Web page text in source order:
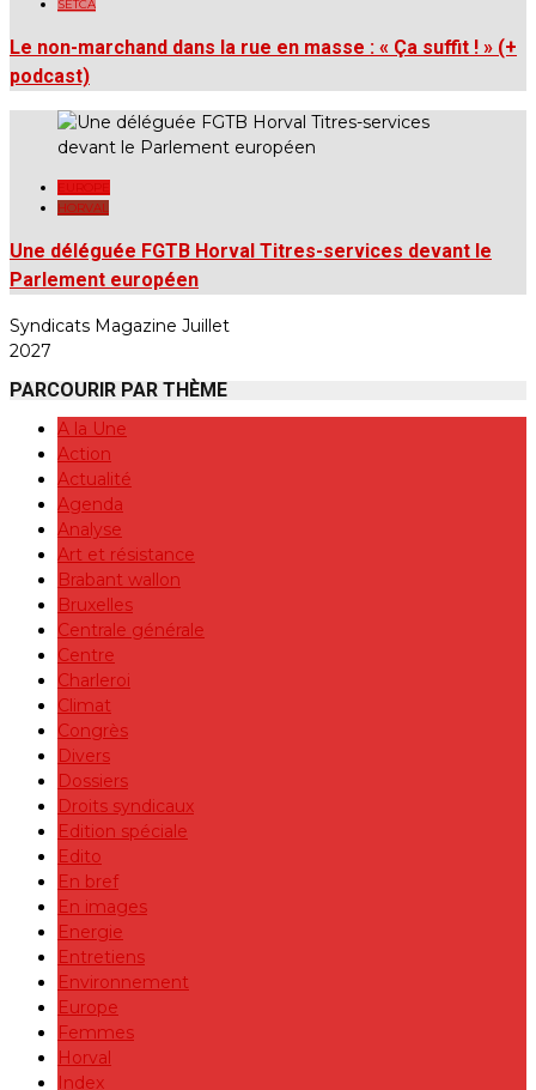
SETCA
Le non-marchand dans la rue en masse : « Ça suffit ! » (+
podcast)
HORVAL
Une déléguée FGTB Horval Titres-services devant le
Parlement européen
Syndicats Magazine Juillet
2027
PARCOURIR PAR THÈME
A la Une
Action
Actualité
Agenda
Analyse
Art et résistance
Brabant wallon
Bruxelles
Centrale générale
Centre
Charleroi
Climat
Congrès
Divers
Dossiers
Droits syndicaux
Edition spéciale
Edito
En bref
En images
Energie
Entretiens
Environnement
Europe
Femmes
Horval
Index